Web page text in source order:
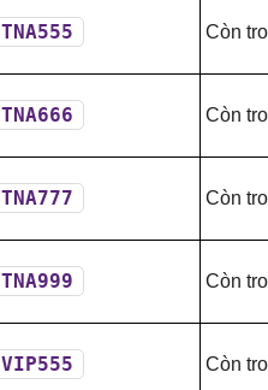
TNA555 Còn
TNA666 Còn
TNA777 Còn
TNA999 Còn
VIP555 Còn